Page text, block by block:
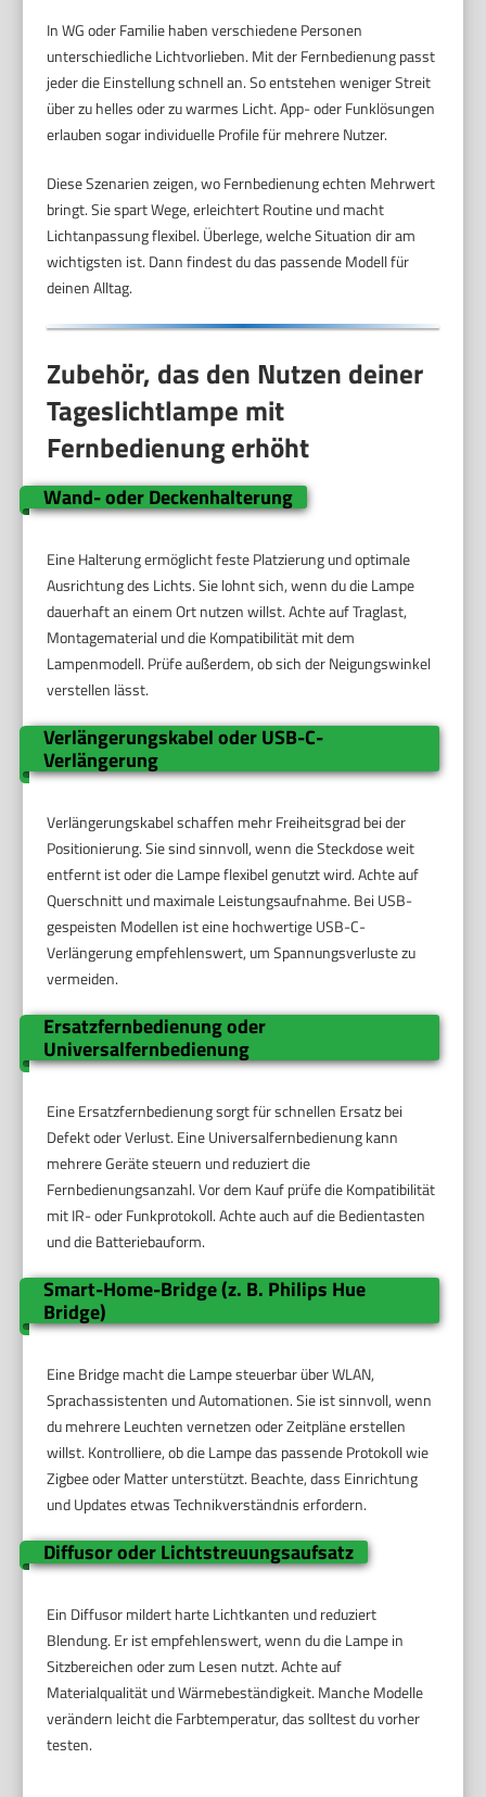
In WG oder Familie haben verschiedene Personen
unterschiedliche Lichtvorlieben. Mit der Fernbedienung passt
jeder die Einstellung schnell an. So entstehen weniger Streit
über zu helles oder zu warmes Licht. App- oder Funklösungen
erlauben sogar individuelle Profile für mehrere Nutzer.
Diese Szenarien zeigen, wo Fernbedienung echten Mehrwert
bringt. Sie spart Wege, erleichtert Routine und macht
Lichtanpassung flexibel. Überlege, welche Situation dir am
wichtigsten ist. Dann findest du das passende Modell für
deinen Alltag.
Zubehör, das den Nutzen deiner
Tageslichtlampe mit
Fernbedienung erhöht
Wand- oder Deckenhalterung
Eine Halterung ermöglicht feste Platzierung und optimale
Ausrichtung des Lichts. Sie lohnt sich, wenn du die Lampe
dauerhaft an einem Ort nutzen willst. Achte auf Traglast,
Montagematerial und die Kompatibilität mit dem
Lampenmodell. Prüfe außerdem, ob sich der Neigungswinkel
verstellen lässt.
Verlängerungskabel oder USB-C-
Verlängerung
Verlängerungskabel schaffen mehr Freiheitsgrad bei der
Positionierung. Sie sind sinnvoll, wenn die Steckdose weit
entfernt ist oder die Lampe flexibel genutzt wird. Achte auf
Querschnitt und maximale Leistungsaufnahme. Bei USB-
gespeisten Modellen ist eine hochwertige USB-C-
Verlängerung empfehlenswert, um Spannungsverluste zu
vermeiden.
Ersatzfernbedienung oder
Universalfernbedienung
Eine Ersatzfernbedienung sorgt für schnellen Ersatz bei
Defekt oder Verlust. Eine Universalfernbedienung kann
mehrere Geräte steuern und reduziert die
Fernbedienungsanzahl. Vor dem Kauf prüfe die Kompatibilität
mit IR- oder Funkprotokoll. Achte auch auf die Bedientasten
und die Batteriebauform.
Smart-Home-Bridge (z. B. Philips Hue
Bridge)
Eine Bridge macht die Lampe steuerbar über WLAN,
Sprachassistenten und Automationen. Sie ist sinnvoll, wenn
du mehrere Leuchten vernetzen oder Zeitpläne erstellen
willst. Kontrolliere, ob die Lampe das passende Protokoll wie
Zigbee oder Matter unterstützt. Beachte, dass Einrichtung
und Updates etwas Technikverständnis erfordern.
Diffusor oder Lichtstreuungsaufsatz
Ein Diffusor mildert harte Lichtkanten und reduziert
Blendung. Er ist empfehlenswert, wenn du die Lampe in
Sitzbereichen oder zum Lesen nutzt. Achte auf
Materialqualität und Wärmebeständigkeit. Manche Modelle
verändern leicht die Farbtemperatur, das solltest du vorher
testen.